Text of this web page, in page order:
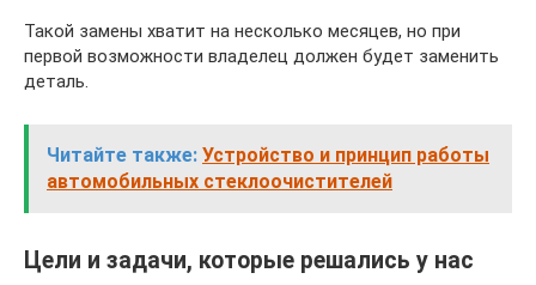
Такой замены хватит на несколько месяцев, но при
первой возможности владелец должен будет заменить
деталь.
Читайте также: Устройство и принцип работы
автомобильных стеклоочистителей
Цели и задачи, которые решались у нас